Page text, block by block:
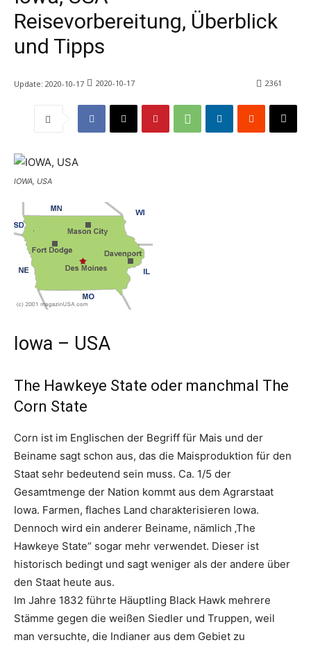
Reisevorbereitung, Überblick
und Tipps
Update: 2020-10-17 2020-10-17 2361
IOWA, USA
Iowa – USA
The Hawkeye State oder manchmal The
Corn State
Corn ist im Englischen der Begriff für Mais und der
Beiname sagt schon aus, das die Maisproduktion für den
Staat sehr bedeutend sein muss. Ca. 1/5 der
Gesamtmenge der Nation kommt aus dem Agrarstaat
Iowa. Farmen, flaches Land charakterisieren Iowa.
Dennoch wird ein anderer Beiname, nämlich ‚The
Hawkeye State“ sogar mehr verwendet. Dieser ist
historisch bedingt und sagt weniger als der andere über
den Staat heute aus.
Im Jahre 1832 führte Häuptling Black Hawk mehrere
Stämme gegen die weißen Siedler und Truppen, weil
man versuchte, die Indianer aus dem Gebiet zu